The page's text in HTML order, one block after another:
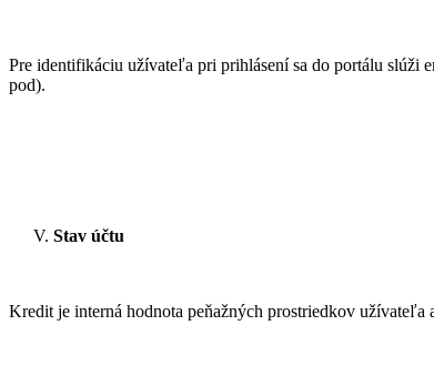
Pre identifikáciu užívateľa pri prihlásení sa do portálu slúži
pod).
Stav účtu
Kredit je interná hodnota peňažných prostriedkov